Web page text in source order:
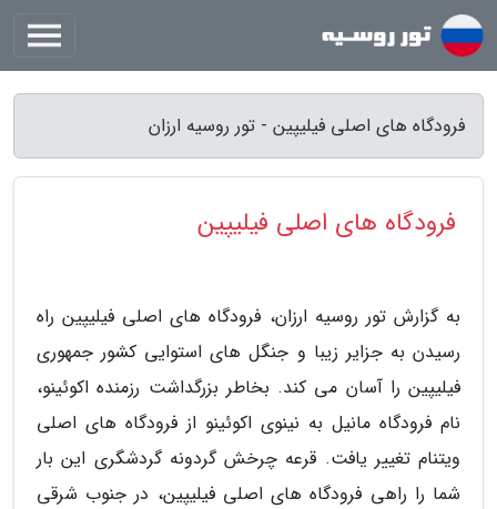
فرودگاه های اصلی فیلیپین - تور روسیه ارزان
فرودگاه های اصلی فیلیپین
به گزارش تور روسیه ارزان، فرودگاه های اصلی فیلیپین راه
رسیدن به جزایر زیبا و جنگل های استوایی کشور جمهوری
فیلیپین را آسان می کند. بخاطر بزرگداشت رزمنده اکوئینو،
نام فرودگاه مانیل به نینوی اکوئینو از فرودگاه های اصلی
ویتنام تغییر یافت. قرعه چرخش گردونه گردشگری این بار
شما را راهی فرودگاه های اصلی فیلیپین، در جنوب شرقی